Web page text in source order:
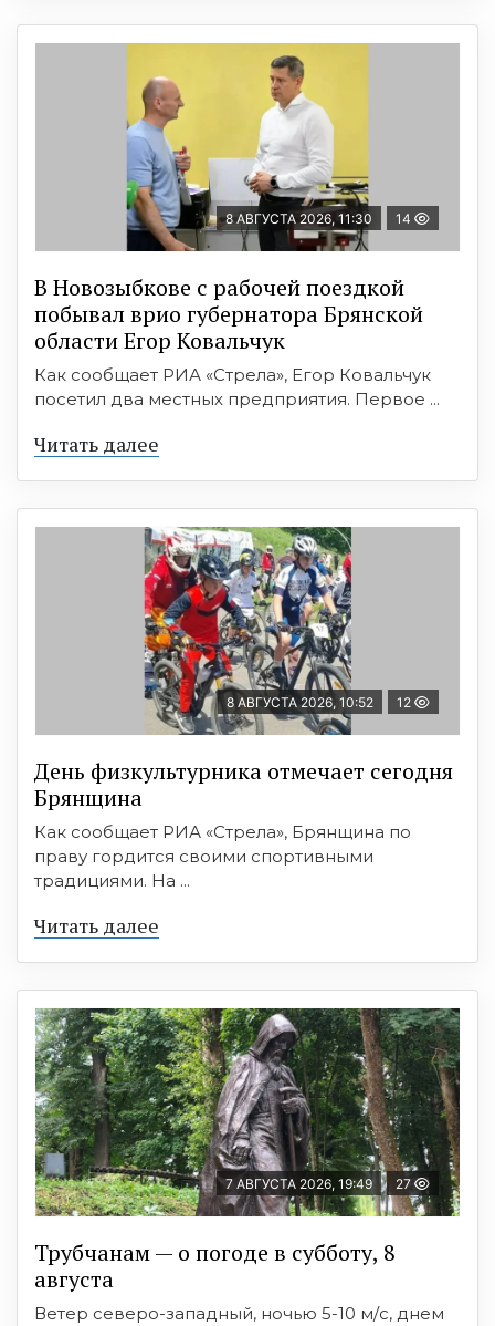
8 АВГУСТА 2026, 11:30 14
В Новозыбкове с рабочей поездкой
побывал врио губернатора Брянской
области Егор Ковальчук
Как сообщает РИА «Стрела», Егор Ковальчук
посетил два местных предприятия. Первое ...
Читать далее
8 АВГУСТА 2026, 10:52 12
День физкультурника отмечает сегодня
Брянщина
Как сообщает РИА «Стрела», Брянщина по
праву гордится своими спортивными
традициями. На ...
Читать далее
7 АВГУСТА 2026, 19:49 27
Трубчанам — о погоде в субботу, 8
августа
Ветер северо-западный, ночью 5-10 м/с, днем